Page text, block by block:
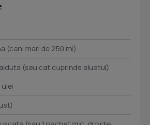
(cani mari de 250 ml)
(sau cat cuprinde aluatul)